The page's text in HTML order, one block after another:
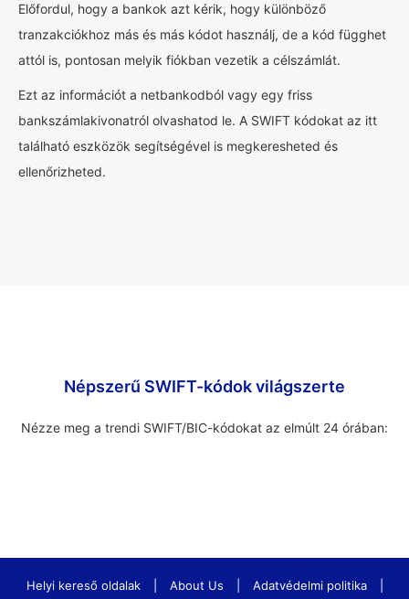
Előfordul, hogy a bankok azt kérik, hogy különböző
tranzakciókhoz más és más kódot használj, de a kód függhet
attól is, pontosan melyik fiókban vezetik a célszámlát.
Ezt az információt a netbankodból vagy egy friss
bankszámlakivonatról olvashatod le. A SWIFT kódokat az itt
található eszközök segítségével is megkeresheted és
ellenőrizheted.
Népszerű SWIFT-kódok világszerte
Nézze meg a trendi SWIFT/BIC-kódokat az elmúlt 24 órában:
Helyi kereső oldalak About Us Adatvédelmi politika